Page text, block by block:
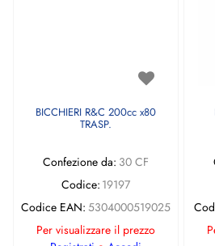
BICCHIERI R&C 200cc x80
TRASP.
Confezione da: 30 CF
Codice: 19197
Codice EAN: 5304000519025
Per visualizzare il prezzo